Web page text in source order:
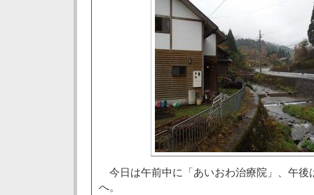
今日は午前中に「あいおわ治療院」、午後
へ。